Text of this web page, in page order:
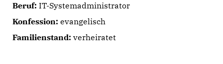
Beruf: IT-Systemadministrator
Konfession: evangelisch
Familienstand: verheiratet